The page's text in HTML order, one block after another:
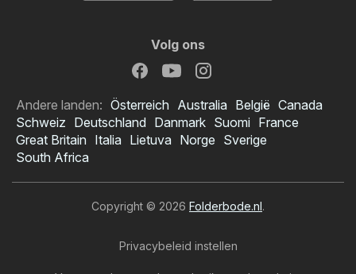
Volg ons
Andere landen: Österreich Australia België Canada
Schweiz Deutschland Danmark Suomi France
Great Britain Italia Lietuva Norge Sverige
South Africa
Copyright © 2026 Folderbode.nl.
Privacybeleid instellen